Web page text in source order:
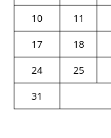
10
11
17
18
24
25
31